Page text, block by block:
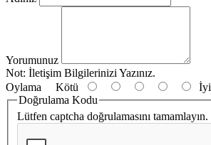
Yorumunuz
Not: İletişim Bilgilerinizi Yazınız.
Oylama Kötü
İyi
Doğrulama Kodu
Lütfen captcha doğrulamasını tamamlayın.